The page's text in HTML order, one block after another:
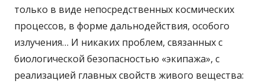
только в виде непосредственных космических
процессов, в форме дальнодействия, особого
излучения… И никаких проблем, связанных с
биологической безопасностью «экипажа», с
реализацией главных свойств живого вещества: